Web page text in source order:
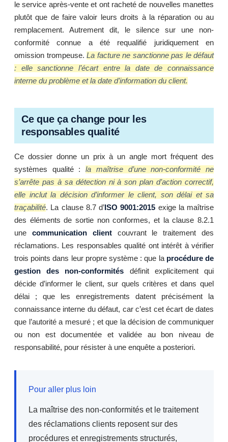
le service après-vente et ont racheté de nouvelles manettes
plutôt que de faire valoir leurs droits à la réparation ou au
remplacement. Autrement dit, le silence sur une non-
conformité connue a été requalifié juridiquement en
omission trompeuse. La facture ne sanctionne pas le défaut
: elle sanctionne l’écart entre la date de connaissance
interne du problème et la date d’information du client.
Ce que ça change pour les
responsables qualité
Ce dossier donne un prix à un angle mort fréquent des
systèmes qualité :la maîtrise d’une non-conformité ne
s’arrête pas à sa détection ni à son plan d’action correctif,
elle inclut la décision d’informer le client, son délai et sa
traçabilité. La clause 8.7 d’ ISO 9001:2015 exige la maîtrise
des éléments de sortie non conformes, et la clause 8.2.1
une communication clientcouvrant le traitement des
réclamations. Les responsables qualité ont intérêt à vérifier
trois points dans leur propre système : que la procédure de
gestion des non-conformités définit explicitement qui
décide d’informer le client, sur quels critères et dans quel
délai ; que les enregistrements datent précisément la
connaissance interne du défaut, car c’est cet écart de dates
que l’autorité a mesuré ; et que la décision de communiquer
ou non est documentée et validée au bon niveau de
responsabilité, pour résister à une enquête a posteriori.
Pour aller plus loin
La maîtrise des non-conformités et le traitement
des réclamations clients reposent sur des
procédures et enregistrements structurés,